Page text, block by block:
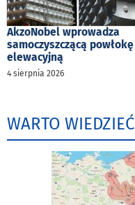
AkzoNobel wprowadza
samoczyszczącą powłokę
elewacyjną
4 sierpnia 2026
WARTO WIEDZIEĆ